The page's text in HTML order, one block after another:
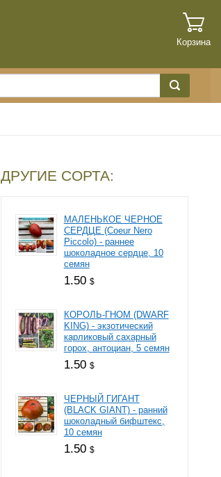
Корзина
ДРУГИЕ СОРТА:
МАЛЕНЬКОЕ ЧЕРНОЕ
СЕРДЦЕ (Coeur Nero
Piccolo) - раннее
шоколадное сердце, 10
семян
1.50 $
КОРОЛЬ-ГНОМ (DWARF
KING) - экзотический
карликовый сахарный
горох, антоциан, 5 семян
1.50 $
ЧЕРНЫЙ ГИГАНТ
(BLACK GIANT) - ранний
шоколадный бифштекс,
10 семян
1.50 $